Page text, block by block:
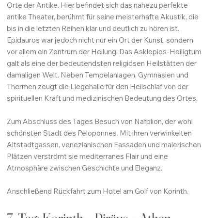
Orte der Antike. Hier befindet sich das nahezu perfekte
antike Theater, berühmt für seine meisterhafte Akustik, die
bis in die letzten Reihen klar und deutlich zu hören ist.
Epidauros war jedoch nicht nur ein Ort der Kunst, sondern
vor allem ein Zentrum der Heilung: Das Asklepios-Heiligtum
galt als eine der bedeutendsten religiösen Heilstätten der
damaligen Welt. Neben Tempelanlagen, Gymnasien und
Thermen zeugt die Liegehalle für den Heilschlaf von der
spirituellen Kraft und medizinischen Bedeutung des Ortes.
Zum Abschluss des Tages Besuch von Nafplion, der wohl
schönsten Stadt des Peloponnes. Mit ihren verwinkelten
Altstadtgassen, venezianischen Fassaden und malerischen
Plätzen verströmt sie mediterranes Flair und eine
Atmosphäre zwischen Geschichte und Eleganz.
Anschließend Rückfahrt zum Hotel am Golf von Korinth.